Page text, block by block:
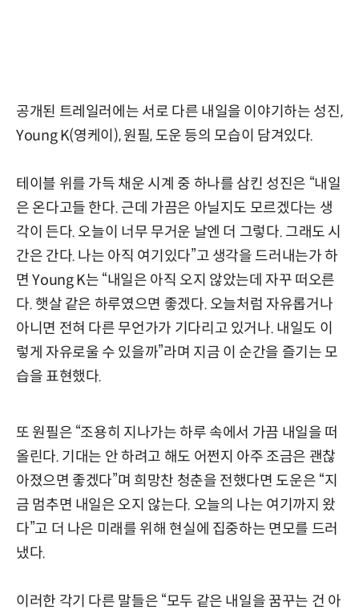
공개된 트레일러에는 서로 다른 내일을 이야기하는 성진,
Young K(영케이), 원필, 도운 등의 모습이 담겨있다.
테이블 위를 가득 채운 시계 중 하나를 삼킨 성진은 “내일
은 온다고들 한다. 근데 가끔은 아닐지도 모르겠다는 생
각이 든다. 오늘이 너무 무거운 날엔 더 그렇다. 그래도 시
간은 간다. 나는 아직 여기있다”고 생각을 드러내는가 하
면 Young K는 “내일은 아직 오지 않았는데 자꾸 떠오른
다. 햇살 같은 하루였으면 좋겠다. 오늘처럼 자유롭거나
아니면 전혀 다른 무언가가 기다리고 있거나. 내일도 이
렇게 자유로울 수 있을까”라며 지금 이 순간을 즐기는 모
습을 표현했다.
또 원필은 “조용히 지나가는 하루 속에서 가끔 내일을 떠
올린다. 기대는 안 하려고 해도 어쩐지 아주 조금은 괜찮
아졌으면 좋겠다”며 희망찬 청춘을 전했다면 도운은 “지
금 멈추면 내일은 오지 않는다. 오늘의 나는 여기까지 왔
다”고 더 나은 미래를 위해 현실에 집중하는 면모를 드러
냈다.
이러한 각기 다른 말들은 “모두 같은 내일을 꿈꾸는 건 아